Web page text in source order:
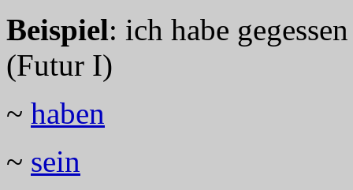
Beispiel: ich habe
(Futur I)
~ haben
~ sein